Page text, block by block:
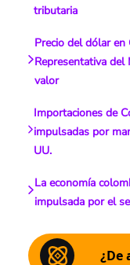
tributaria
Precio del dólar en
Representativa
valor
Importaciones de
impulsadas por
UU.
La economía
impulsada por el
¿De